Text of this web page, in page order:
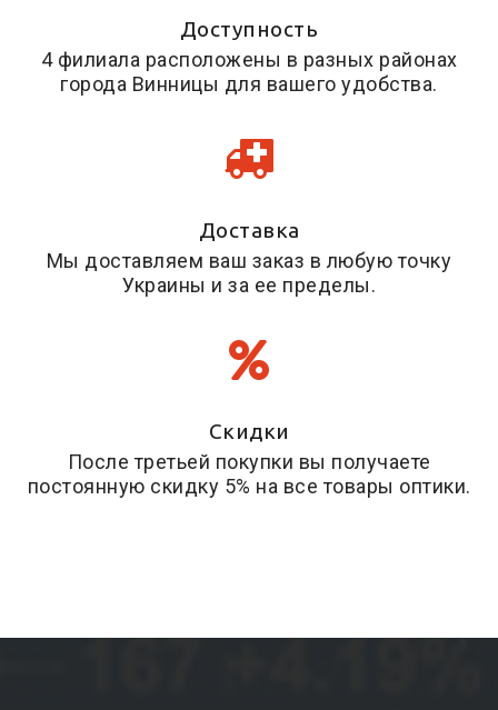
Доступность
4 филиала расположены в разных районах
города Винницы для вашего удобства.
Доставка
Мы доставляем ваш заказ в любую точку
Украины и за ее пределы.
Скидки
После третьей покупки вы получаете
постоянную скидку 5% на все товары оптики.